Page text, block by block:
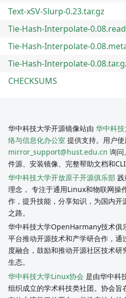
Text-xSV-Slurp-0.23.tar.gz
Tie-Hash-Interpolate-
Tie-Hash-Interpolate-
Tie-Hash-Interpolate-
CHECKSUMS
华中科技大学开源镜像站由 华中科
络与信息化办公室 提供支持。用户
mirror_support@hust.edu.cn 询问
件源、安装镜像、完整帮助文档和CLI
华中科技大学开放原子开源俱乐部
理念， 专注于通用Linux和物联网操
作，提升技能，分享知识，为国内
之路。
华中科技大学OpenHarmany技术
平台推动开源技术和产学研合作，通
度融合，鼓励和推动开源社区技术
生态。
华中科技大学Linux协会 是由华中科
组织成立的学术科技类社团。协会